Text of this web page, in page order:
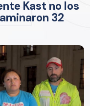
Kast no los
32